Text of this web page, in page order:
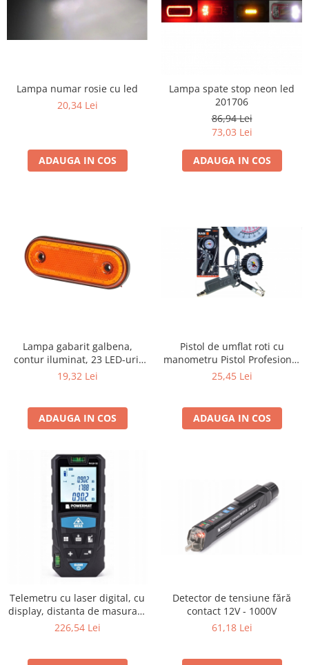
Lampa numar rosie cu led
20,34 Lei
ADAUGA IN COS
Lampa spate stop neon led
201706
86,94 Lei
73,03 Lei
ADAUGA IN COS
Lampa gabarit galbena,
contur iluminat, 23 LED-uri,
cu suport
19,32 Lei
ADAUGA IN COS
Pistol de umflat roti cu
manometru Pistol Profesional
de Umflat Anvelope cu
25,45 Lei
ADAUGA IN COS
Telemetru cu laser digital, cu
display, distanta de masurare
100m
226,54 Lei
Detector de tensiune fără
contact 12V - 1000V
61,18 Lei